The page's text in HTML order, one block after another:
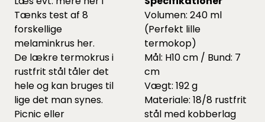
Tænks test af 8
forskellige
melaminkrus her.
De lækre termokrus i
rustfrit stål tåler det
hele og kan bruges til
lige det man synes.
Picnic eller
Volumen: 240 ml
(Perfekt lille
termokop)
Mål: H10 cm / Bund: 7
cm
Vægt: 192 g
Materiale: 18/8 rustfrit
stål med kobberlag